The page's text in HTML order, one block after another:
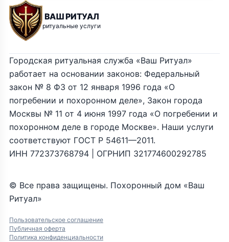
ВАШ РИТУАЛ
ритуальные услуги
© Все права защищены. Похоронный дом «Ваш
Ритуал»
Пользовательское соглашение
Публичная оферта
Политика конфиденциальности
Городская ритуальная служба «Ваш Ритуал»
работает на основании законов: Федеральный
закон № 8 ФЗ от 12 января 1996 года «О
погребении и похоронном деле», Закон города
Москвы № 11 от 4 июня 1997 года «О погребении и
похоронном деле в городе Москве». Наши услуги
соответствуют ГОСТ Р 54611—2011.
ИНН 772373768794 | ОГРНИП 321774600292785